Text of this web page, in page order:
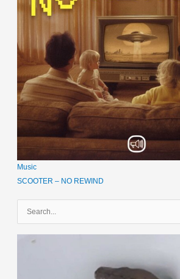
Music
SCOOTER – NO REWIND
c